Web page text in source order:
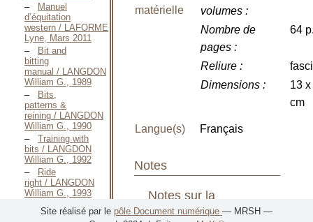
Manuel
d’équitation
western / LAFORME
Lyne, Mars 2011
Bit and
bitting
manual / LANGDON
William G., 1989
Bits,
patterns &
reining / LANGDON
William G., 1990
Training with
bits / LANGDON
William G., 1992
Ride
right / LANGDON
William G., 1993
L’équitation
western / MAYHEW
matérielle
volumes:
Nombre de
pages:
64
Reliure:
Dimensions:
13
cm
Langue(s) Français
Notes
Notes sur la
publication
Site réalisé par le pôle Document numérique — MRSH —